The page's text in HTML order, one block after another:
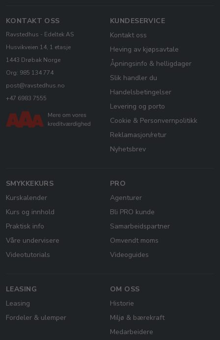
KONTAKT OSS
Ravstedhus - Edeltek AS
Husvikveien 14, 1 etasje
1443 Drøbak Norge
Org: 985 134 774
post@ravstedhus.no
+47 6983 7555
KUNDESERVICE
Kontakt oss
Heving av kjøpsavtale
Åpningsinfo & helligdager
Slik handler du
Handelsbetingelser
Levering og porto
Cookie & Personvernpolitikk
Reklamasjon/retur
Nyhetsbrev
SMYKKEKURS
Kurskalender
Kurs og innhold
Praktisk info
Våre undervisere
Videotutorials
PRO
Agenturer
Bli PRO kunde
Samarbeidspartner
Omvendt moms
Videoguides
LEASING
Leasing
Fordeler & ulemper
OM OSS
Historie
Miljø & bærekraft
Medarbeidere